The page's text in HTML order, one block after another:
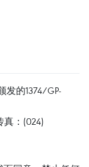
发的1374/GP-
真：(024)